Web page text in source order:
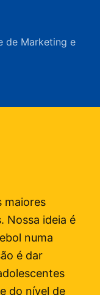
de Marketing e
maiores
Nossa ideia é
numa
é dar
do nível de